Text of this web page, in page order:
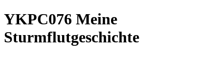
YKPC076 Meine
Sturmflutgeschichte